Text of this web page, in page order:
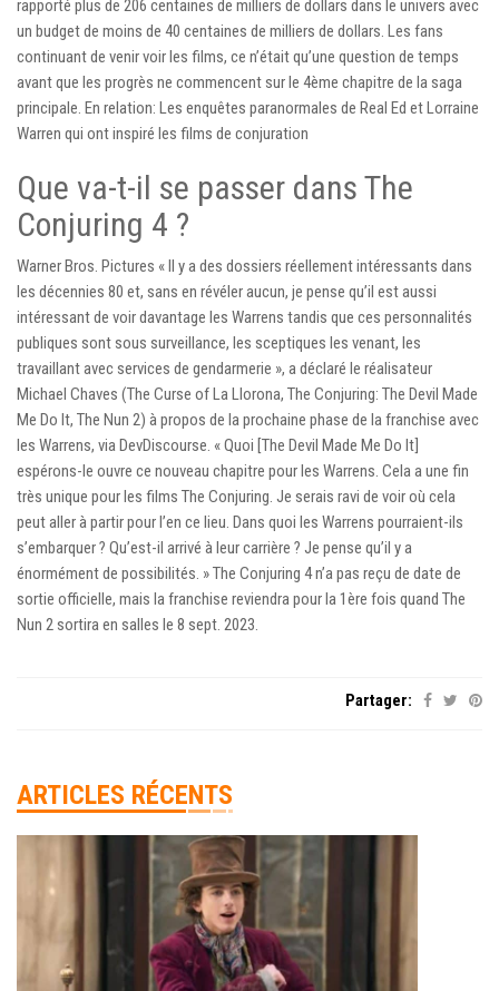
rapporté plus de 206 centaines de milliers de dollars dans le univers avec
un budget de moins de 40 centaines de milliers de dollars. Les fans
continuant de venir voir les films, ce n’était qu’une question de temps
avant que les progrès ne commencent sur le 4ème chapitre de la saga
principale. En relation: Les enquêtes paranormales de Real Ed et Lorraine
Warren qui ont inspiré les films de conjuration
Que va-t-il se passer dans The
Conjuring 4 ?
Warner Bros. Pictures « Il y a des dossiers réellement intéressants dans
les décennies 80 et, sans en révéler aucun, je pense qu’il est aussi
intéressant de voir davantage les Warrens tandis que ces personnalités
publiques sont sous surveillance, les sceptiques les venant, les
travaillant avec services de gendarmerie », a déclaré le réalisateur
Michael Chaves (The Curse of La Llorona, The Conjuring: The Devil Made
Me Do It, The Nun 2) à propos de la prochaine phase de la franchise avec
les Warrens, via DevDiscourse. « Quoi [The Devil Made Me Do It]
espérons-le ouvre ce nouveau chapitre pour les Warrens. Cela a une fin
très unique pour les films The Conjuring. Je serais ravi de voir où cela
peut aller à partir pour l’en ce lieu. Dans quoi les Warrens pourraient-ils
s’embarquer ? Qu’est-il arrivé à leur carrière ? Je pense qu’il y a
énormément de possibilités. » The Conjuring 4 n’a pas reçu de date de
sortie officielle, mais la franchise reviendra pour la 1ère fois quand The
Nun 2 sortira en salles le 8 sept. 2023.
Partager:
ARTICLES RÉCENTS